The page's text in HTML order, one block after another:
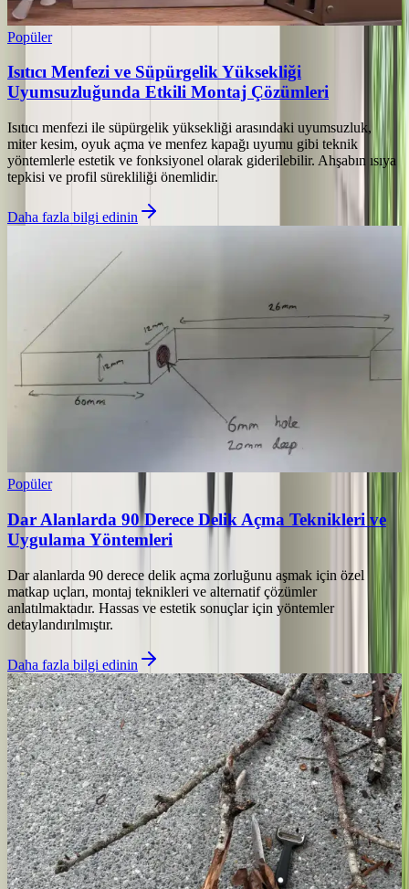
Popüler
Isıtıcı Menfezi ve Süpürgelik Yüksekliği
Uyumsuzluğunda Etkili Montaj Çözümleri
Isıtıcı menfezi ile süpürgelik yüksekliği arasındaki uyumsuzluk,
miter kesim, oyuk açma ve menfez kapağı uyumu gibi teknik
yöntemlerle estetik ve fonksiyonel olarak giderilebilir. Ahşabın ısıya
tepkisi ve profil sürekliliği önemlidir.
Daha fazla bilgi edinin
Popüler
Dar Alanlarda 90 Derece Delik Açma Teknikleri ve
Uygulama Yöntemleri
Dar alanlarda 90 derece delik açma zorluğunu aşmak için özel
matkap uçları, montaj teknikleri ve alternatif çözümler
anlatılmaktadır. Hassas ve estetik sonuçlar için yöntemler
detaylandırılmıştır.
Daha fazla bilgi edinin